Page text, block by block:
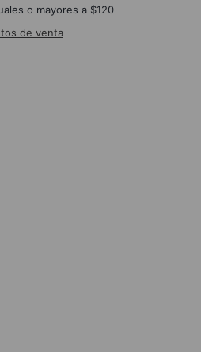
o mayores a $120
de venta